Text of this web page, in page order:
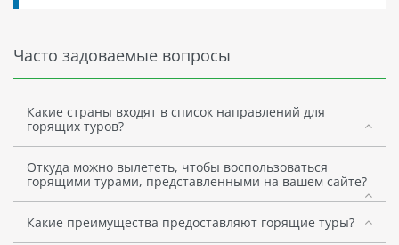
Часто задоваемые вопросы
Какие страны входят в список направлений для
горящих туров?
Откуда можно вылететь, чтобы воспользоваться
горящими турами, представленными на вашем сайте?
Какие преимущества предоставляют горящие туры?